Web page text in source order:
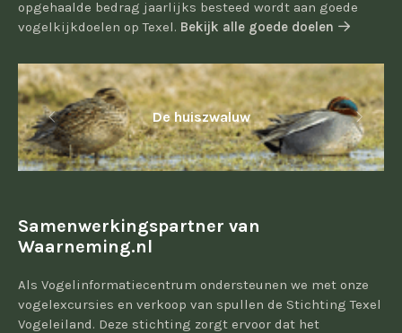
opgehaalde bedrag jaarlijks besteed wordt aan goede
vogelkijkdoelen op Texel. Bekijk alle goede doelen
De huiszwaluw
Samenwerkingspartner van
Waarneming.nl
Als Vogelinformatiecentrum ondersteunen we met onze
vogelexcursies en verkoop van spullen de Stichting Texel
Vogeleiland. Deze stichting zorgt ervoor dat het